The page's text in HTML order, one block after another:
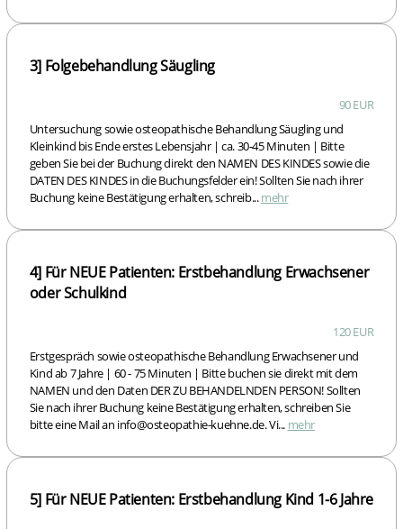
3] Folgebehandlung Säugling
90 EUR
Untersuchung sowie osteopathische Behandlung Säugling und
Kleinkind bis Ende erstes Lebensjahr | ca. 30-45 Minuten | Bitte
geben Sie bei der Buchung direkt den NAMEN DES KINDES sowie die
DATEN DES KINDES in die Buchungsfelder ein! Sollten Sie nach ihrer
Buchung keine Bestätigung erhalten, schreib...mehr
4] Für NEUE Patienten: Erstbehandlung Erwachsener
oder Schulkind
120 EUR
Erstgespräch sowie osteopathische Behandlung Erwachsener und
Kind ab 7 Jahre | 60 - 75 Minuten | Bitte buchen sie direkt mit dem
NAMEN und den Daten DER ZU BEHANDELNDEN PERSON! Sollten
Sie nach ihrer Buchung keine Bestätigung erhalten, schreiben Sie
bitte eine Mail an info@osteopathie-kuehne.de. Vi... mehr
5] Für NEUE Patienten: Erstbehandlung Kind 1-6 Jahre